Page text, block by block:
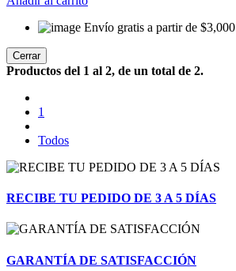
Envío gratis a partir de $3,000
Cerrar
Productos del 1 al 2, de un total de 2.
1
Todos
RECIBE TU PEDIDO DE 3 A 5 DÍAS
GARANTÍA DE SATISFACCIÓN